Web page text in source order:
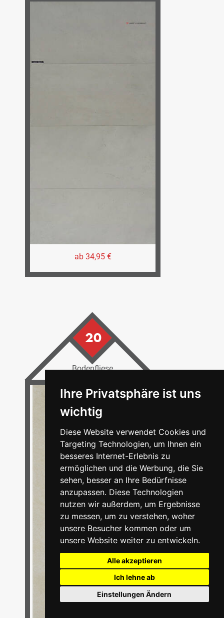
Ihre Privatsphäre ist uns
wichtig
Diese Website verwendet Cookies und
Targeting Technologien, um Ihnen ein
besseres Internet-Erlebnis zu
ermöglichen und die Werbung, die Sie
sehen, besser an Ihre Bedürfnisse
anzupassen. Diese Technologien
nutzen wir außerdem, um Ergebnisse
zu messen, um zu verstehen, woher
unsere Besucher kommen oder um
unsere Website weiter zu entwickeln.
Alle akzeptieren
Ich lehne ab
Einstellungen Ändern
ab 34,95 €
20
Bodenfliese